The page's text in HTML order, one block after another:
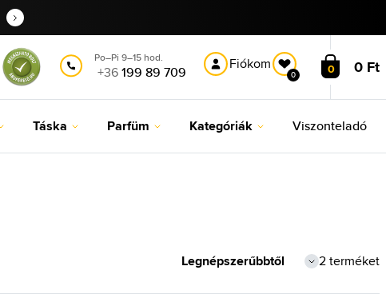
Po–Pi 9–15 hod.
+36199 89 709 Fiókom
0 0 0 Ft
Táska Parfüm Kategóriák Viszonteladó
2 terméket